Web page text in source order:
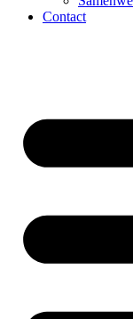
Contact